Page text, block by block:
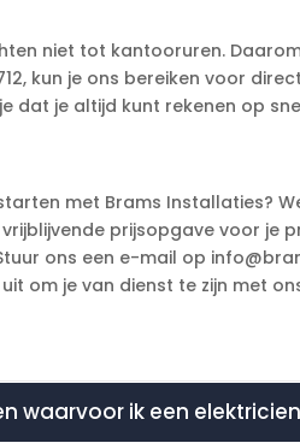
niet tot kantooruren.
kun je ons bereiken voor
dat je altijd kunt rekenen op
met Brams Installaties?
prijsopgave voor je
ons een e-mail op
uit om je van dienst te zijn met
waarvoor ik een